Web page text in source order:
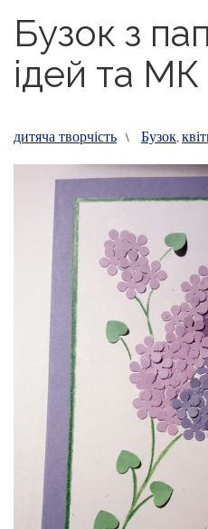
Бузок з
ідей та МК
дитяча творчість \ Бузок,